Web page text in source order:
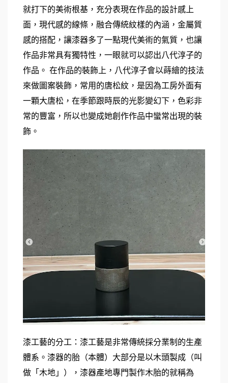
就打下的美術根基，充分表現在作品的設計感上
面，現代感的線條，融合傳統紋樣的內涵，金屬質
感的搭配，讓漆器多了一點現代美術的氣質，也讓
作品非常具有獨特性，一眼就可以認出八代淳子的
作品。 在作品的裝飾上，八代淳子會以蒔繪的技法
來做圖案裝飾，常用的唐松紋，是因為工房外面有
一顆大唐松，在季節跟時辰的光影變幻下，色彩非
常的豐富，所以也變成她創作作品中蠻常出現的裝
飾。
漆工藝的分工：漆工藝是非常傳統採分業制的生產
體系。漆器的胎（本體）大部分是以木頭製成（叫
做「木地」），漆器產地專門製作木胎的就稱為